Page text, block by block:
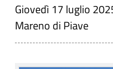
Giovedì 17 luglio
Mareno di Piave